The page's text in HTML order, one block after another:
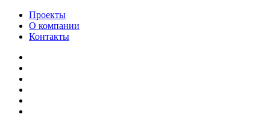
Проекты
О компании
Контакты